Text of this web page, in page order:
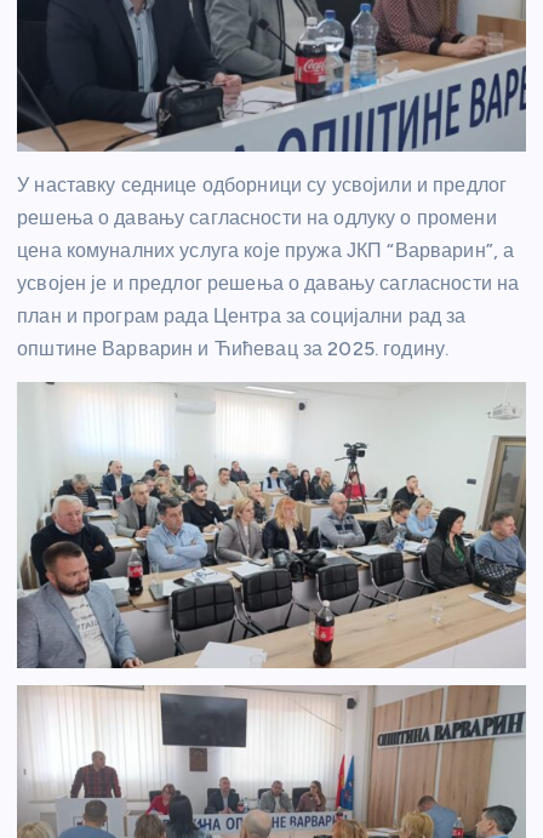
У наставку седнице одборници су усвојили и предлог
решења о давању сагласности на одлуку о промени
цена комуналних услуга које пружа ЈКП “Варварин”, а
усвојен је и предлог решења о давању сагласности на
план и програм рада Центра за социјални рад за
општине Варварин и Ћићевац за 2025. годину.